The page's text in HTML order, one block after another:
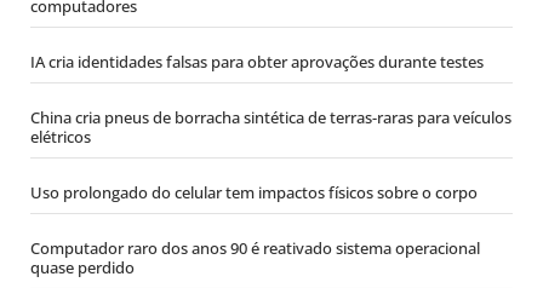
computadores
IA cria identidades falsas para obter aprovações durante testes
China cria pneus de borracha sintética de terras-raras para veículos
elétricos
Uso prolongado do celular tem impactos físicos sobre o corpo
Computador raro dos anos 90 é reativado sistema operacional
quase perdido